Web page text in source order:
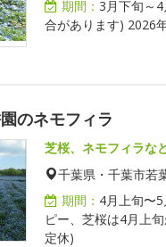
期間： 3月下旬～
合があります) 2026
のネモフィラ
芝桜、ネモフィラな
千葉県・千葉市若
期間： 4月上旬〜
ピー、芝桜は4月上
定休)